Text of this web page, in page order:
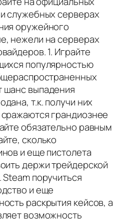
служебных серверах
оружейного
нежели на серверах
1. Играйте
популярностью
выпадения
т.к. получи них
грандиознее
обязательно равным
сколько
и еще пистолета
держи трейдерской
поручиться
и еще
раскрытия кейсов, а
возможность